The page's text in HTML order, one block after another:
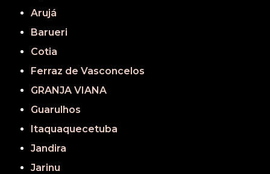
Arujá
Barueri
Cotia
Ferraz de Vasconcelos
GRANJA VIANA
Guarulhos
Itaquaquecetuba
Jandira
Jarinu